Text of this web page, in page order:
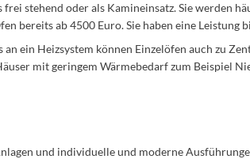
frei stehend oder als Kamineinsatz. Sie werden
bereits ab 4500 Euro. Sie haben eine Leistung
ein Heizsystem können Einzelöfen auch zu
mit geringem Wärmebedarf zum Beispiel
und individuelle und moderne